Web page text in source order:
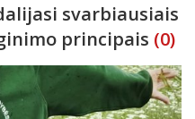
svarbiausiais
principais (0)